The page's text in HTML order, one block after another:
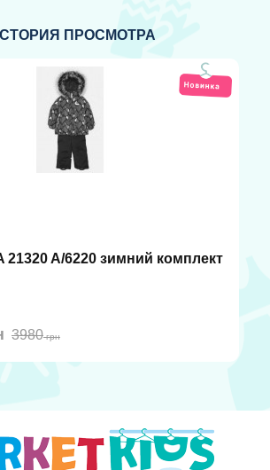
ПРОСМОТРА
21320 A/6220 зимний комплект
3980грн